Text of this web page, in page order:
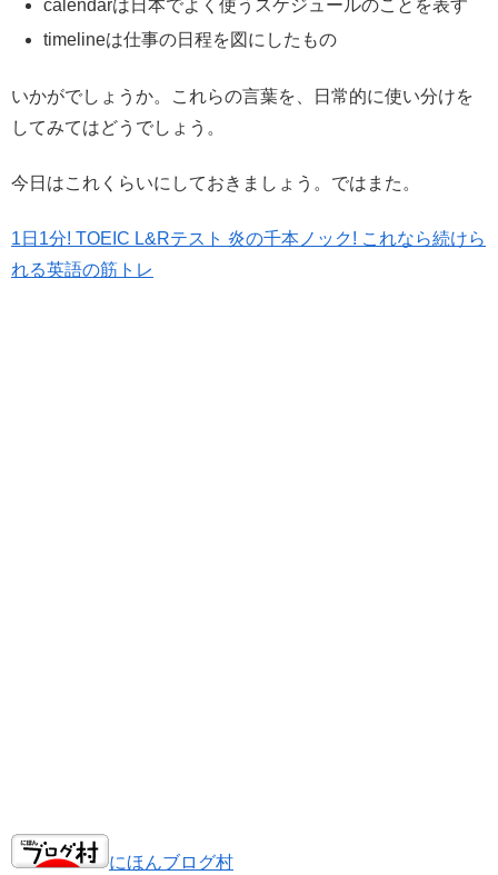
calendarは日本でよく使うスケジュールのことを表す
timelineは仕事の日程を図にしたもの
いかがでしょうか。これらの言葉を、日常的に使い分けを
してみてはどうでしょう。
今日はこれくらいにしておきましょう。ではまた。
1日1分! TOEIC L&Rテスト 炎の千本ノック! これなら続けら
れる英語の筋トレ
にほんブログ村